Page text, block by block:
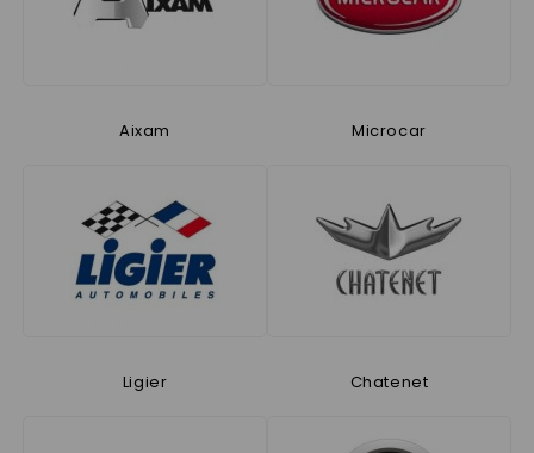
Aixam Microcar
Ligier Chatenet